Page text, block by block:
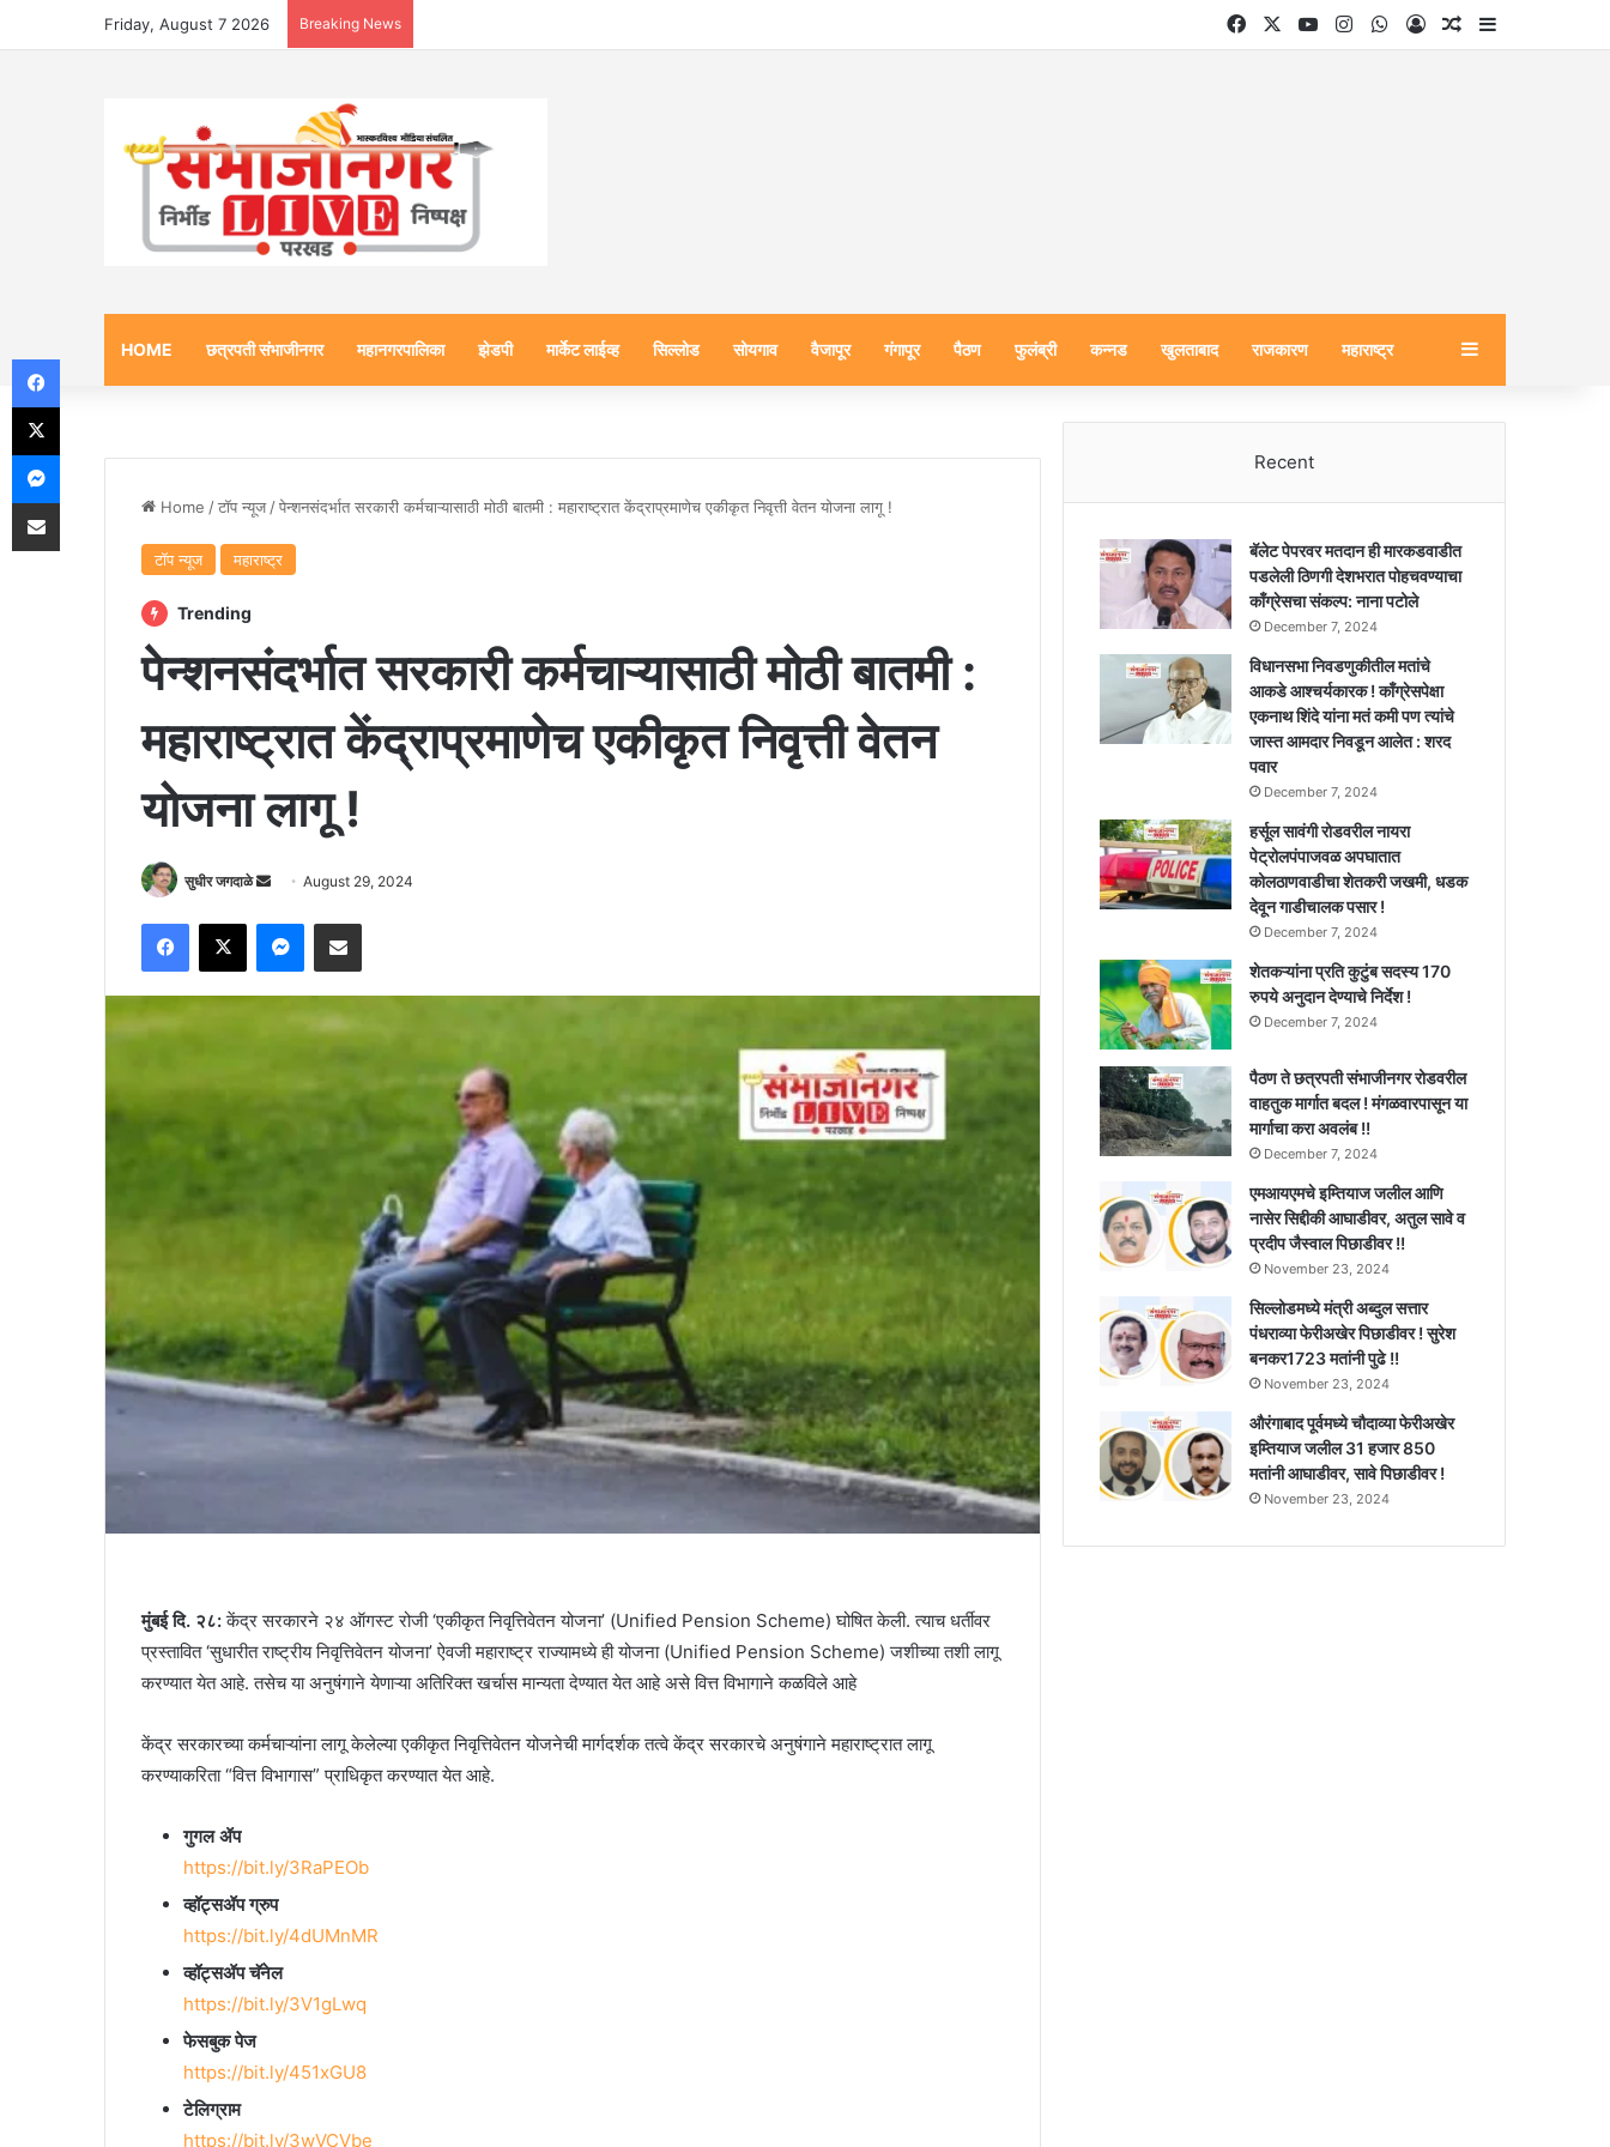
Friday, August 7 2026 Breaking News FacebookYouTubeInstagramWhatsApp
Log InRandom Article
Sidebar
HOME छत्रपती संभाजीनगर महानगरपालिका झेडपी मार्केट लाईव्ह सिल्लोड सोयगाव वैजापूर गंगापूर पैठण फुलंब्री कन्नड खुलताबाद राजकारण महाराष्ट्र Sidebar
Home /टॉप न्यूज /पेन्शनसंदर्भात सरकारी कर्मचाऱ्यासाठी मोठी बातमी : महाराष्ट्रात केंद्राप्रमाणेच एकीकृत निवृत्ती वेतन योजना लागू !
टॉप न्यूज महाराष्ट्र
Trending
पेन्शनसंदर्भात सरकारी कर्मचाऱ्यासाठी मोठी बातमी :
महाराष्ट्रात केंद्राप्रमाणेच एकीकृत निवृत्ती वेतन
योजना लागू !
सुधीर जगदाळे
Send
email
August 29, 2024
Facebook
X Messenger
Share via Email
मुंबई दि. २८:केंद्र सरकारने २४ ऑगस्ट रोजी ‘एकीकृत निवृत्तिवेतन योजना’ (Unified Pension Scheme) घोषित केली. त्याच धर्तीवर
प्रस्तावित ‘सुधारीत राष्ट्रीय निवृत्तिवेतन योजना’ ऐवजी महाराष्ट्र राज्यामध्ये ही योजना (Unified Pension Scheme) जशीच्या तशी लागू
करण्यात येत आहे. तसेच या अनुषंगाने येणाऱ्या अतिरिक्त खर्चास मान्यता देण्यात येत आहे असे वित्त विभागाने कळविले आहे
केंद्र सरकारच्या कर्मचाऱ्यांना लागू केलेल्या एकीकृत निवृत्तिवेतन योजनेची मार्गदर्शक तत्वे केंद्र सरकारचे अनुषंगाने महाराष्ट्रात लागू
करण्याकरिता “वित्त विभागास” प्राधिकृत करण्यात येत आहे.
गुगल ॲप
https://bit.ly/3RaPEOb
व्हॉट्सॲप ग्रुप
https://bit.ly/4dUMnMR
व्हॉट्सॲप चॅनेल
https://bit.ly/3V1gLwq
फेसबुक पेज
https://bit.ly/451xGU8
टेलिग्राम
https://bit.ly/3wVCVbe
Recent
बॅलेट पेपरवर मतदान ही मारकडवाडीत
पडलेली ठिणगी देशभरात पोहचवण्याचा
काँग्रेसचा संकल्प: नाना पटोले
December 7, 2024
विधानसभा निवडणुकीतील मतांचे
आकडे आश्चर्यकारक ! काँग्रेसपेक्षा
एकनाथ शिंदे यांना मतं कमी पण त्यांचे
जास्त आमदार निवडून आलेत : शरद
पवार
December 7, 2024
हर्सूल सावंगी रोडवरील नायरा
पेट्रोलपंपाजवळ अपघातात
कोलठाणवाडीचा शेतकरी जखमी, धडक
देवून गाडीचालक पसार !
December 7, 2024
शेतकऱ्यांना प्रति कुटुंब सदस्य 170
रुपये अनुदान देण्याचे निर्देश !
December 7, 2024
पैठण ते छत्रपती संभाजीनगर रोडवरील
वाहतुक मार्गात बदल ! मंगळवारपासून या
मार्गाचा करा अवलंब !!
December 7, 2024
एमआयएमचे इम्तियाज जलील आणि
नासेर सिद्दीकी आघाडीवर, अतुल सावे व
प्रदीप जैस्वाल पिछाडीवर !!
November 23, 2024
सिल्लोडमध्ये मंत्री अब्दुल सत्तार
पंधराव्या फेरीअखेर पिछाडीवर ! सुरेश
बनकर1723 मतांनी पुढे !!
November 23, 2024
औरंगाबाद पूर्वमध्ये चौदाव्या फेरीअखेर
इम्तियाज जलील 31 हजार 850
मतांनी आघाडीवर, सावे पिछाडीवर !
November 23, 2024
Facebook
X
Messenger
Share via Email